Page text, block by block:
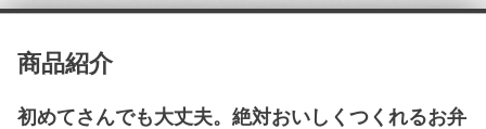
商品紹介
初めてさんでも大丈夫。絶対おいしくつくれるお弁